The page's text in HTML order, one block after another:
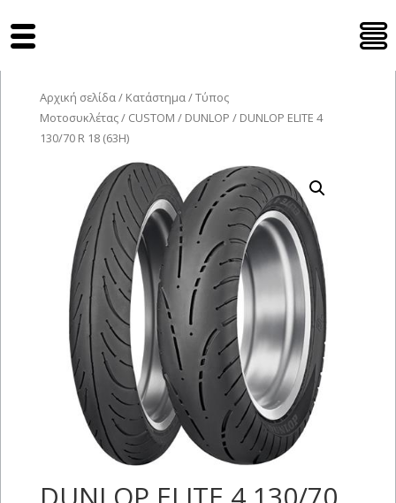
Αρχική σελίδα/ Κατάστημα/Τύπος
Μοτοσυκλέτας/ CUSTOM / DUNLOP / DUNLOP ELITE 4
130/70 R 18 (63H)